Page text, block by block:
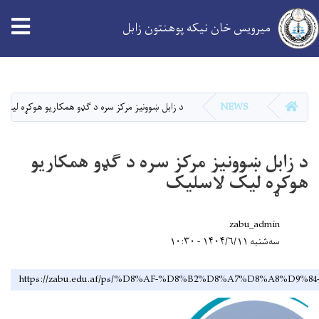
دانګل
میرویس خان نیکه پوهنتون زابل
کور NEWS د زابل ښوونیز مرکز سره د ګډو همکاریو هوکړه
د زابل ښوونیز مرکز سره د ګډو همکاریو
هوکړه لیک لاسلیک
zabu_admin
سه‌شنبه ۱۴۰۴/۶/۱۱ - ۱۰:۳۰
https://zabu.edu.af/ps/%D8%AF-